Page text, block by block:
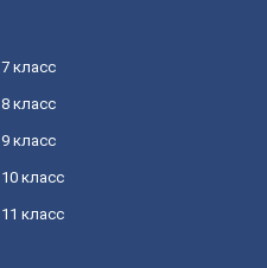
7 класс
8 класс
9 класс
10 класс
11 класс